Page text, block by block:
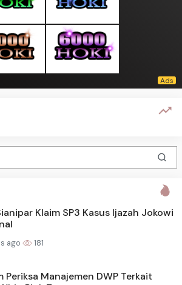
Klaim SP3 Kasus Ijazah Jokowi
ago 181
Periksa Manajemen DWP Terkait